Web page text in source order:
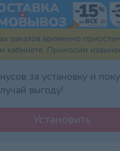
заказов временно
Приносим
за установку и
выгоду!
Установить